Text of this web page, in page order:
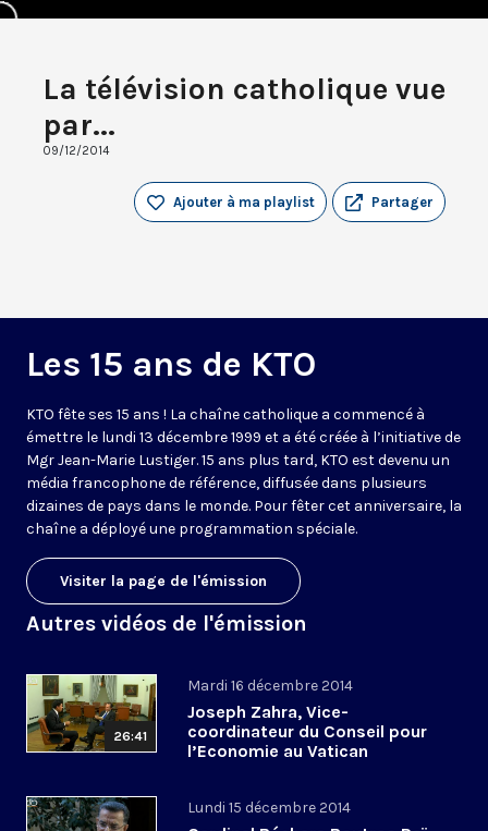
La télévision catholique vue
par...
09/12/2014
Partager
Ajouter à ma playlist
Les 15 ans de KTO
KTO fête ses 15 ans ! La chaîne catholique a commencé à
émettre le lundi 13 décembre 1999 et a été créée à l’initiative de
Mgr Jean-Marie Lustiger. 15 ans plus tard, KTO est devenu un
média francophone de référence, diffusée dans plusieurs
dizaines de pays dans le monde. Pour fêter cet anniversaire, la
chaîne a déployé une programmation spéciale.
Visiter la page de l'émission
Autres vidéos de l'émission
26:41
Mardi 16 décembre 2014
Joseph Zahra, Vice-
coordinateur du Conseil pour
l’Economie au Vatican
Lundi 15 décembre 2014